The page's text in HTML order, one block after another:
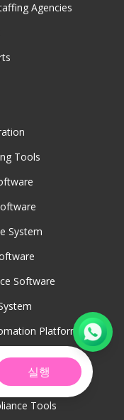
실행
Agencies
Tools
System
Software
Platform
Platform
Platform
Tools